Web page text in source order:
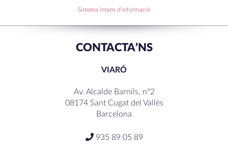
RECENT COMMENTS
Sistema intern d'informació
CONTACTA’NS
VIARÓ
Av. Alcalde Barnils, nº2
08174 Sant Cugat del Vallès
Barcelona
935 89 05 89